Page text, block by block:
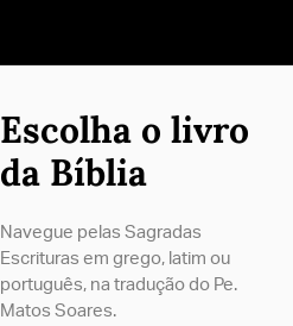
Escolha o livro
da Bíblia
Navegue pelas Sagradas
Escrituras em grego, latim ou
português, na tradução do Pe.
Matos Soares.